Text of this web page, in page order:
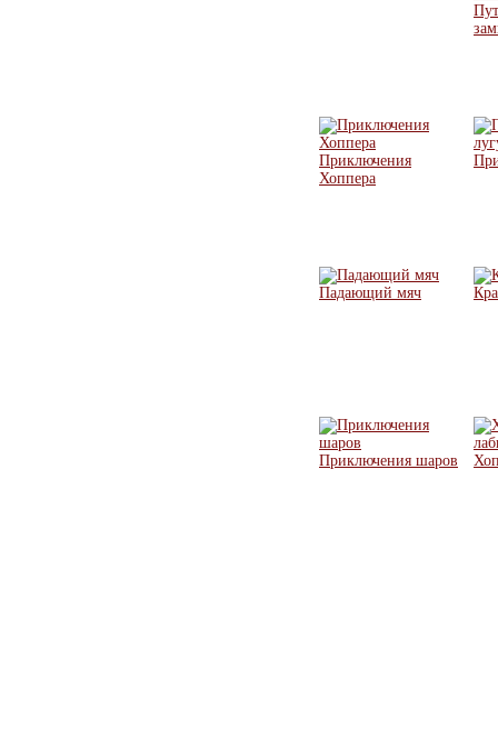
Приключения
Хоппера
Падающий мяч
Приключения шаров